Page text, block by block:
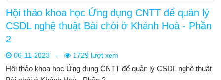
Hội thảo khoa học Ứng dụng CNTT để quản lý
CSDL nghệ thuật Bài chòi ở Khánh Hoà - Phần
2
06-11-2023 - 1729 lượt xem
Hội thảo khoa học Ứng dụng CNTT để quản lý CSDL nghệ thuật